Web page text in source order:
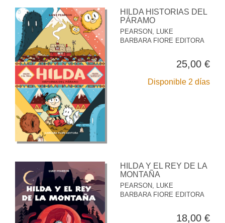
HILDA HISTORIAS DEL
PÁRAMO
PEARSON, LUKE
BARBARA FIORE EDITORA
25,00 €
Disponible 2 días
HILDA Y EL REY DE LA
MONTAÑA
PEARSON, LUKE
BARBARA FIORE EDITORA
18,00 €